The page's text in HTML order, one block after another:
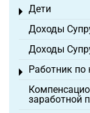
Дети
Toggle menu
Доходы
Доходы
Работник по
Toggle menu
заработной